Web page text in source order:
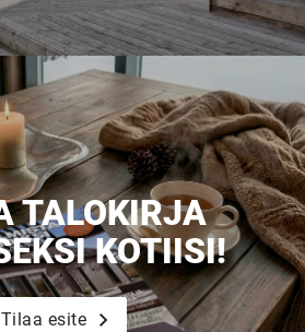
TALOKIRJA
KOTIISI!
Tilaa esite